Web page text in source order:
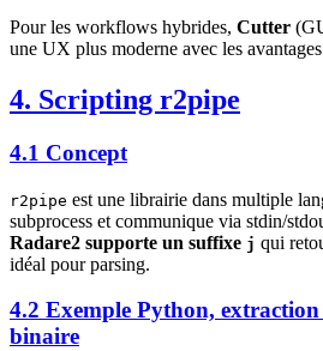
Pour les workflows hybrides, Cutter
une UX plus moderne avec les
4. Scripting r2pipe
4.1 Concept
r2pipe est une librairie dans multiple
subprocess et communique via stdin/
Radare2 supporte un suffixe j qui
idéal pour parsing.
4.2 Exemple Python,
binaire